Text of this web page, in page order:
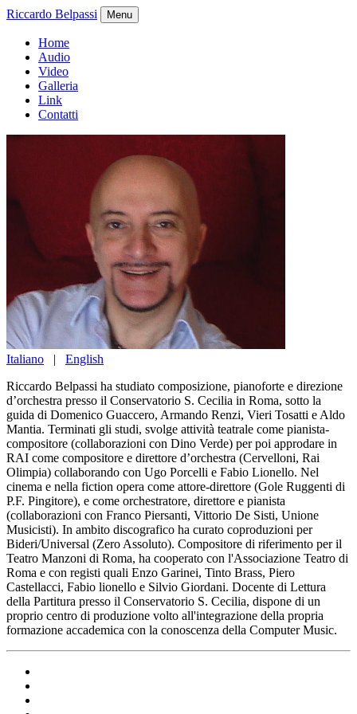
Riccardo Belpassi Menu
Home
Audio
Video
Galleria
Link
Contatti
Italiano
English
Riccardo Belpassi ha studiato composizione, pianoforte e direzione
d’orchestra presso il Conservatorio S. Cecilia in Roma, sotto la
guida di Domenico Guaccero, Armando Renzi, Vieri Tosatti e Aldo
Mantia. Terminati gli studi, svolge attività teatrale come pianista-
compositore (collaborazioni con Dino Verde) per poi approdare in
RAI come compositore e direttore d’orchestra (Cervelloni, Rai
Olimpia) collaborando con Ugo Porcelli e Fabio Lionello. Nel
cinema e nella fiction opera come attore-direttore (Gole Ruggenti di
P.F. Pingitore), e come orchestratore, direttore e pianista
(collaborazioni con Franco Piersanti, Vittorio De Sisti, Unione
Musicisti). In ambito discografico ha curato coproduzioni per
Bideri/Universal (Zero Assoluto). Compositore di riferimento per il
Teatro Manzoni di Roma, ha cooperato con l'Associazione Teatro di
Roma e con registi quali Enzo Garinei, Tinto Brass, Piero
Castellacci, Fabio lionello e Silvio Giordani. Docente di Lettura
della Partitura presso il Conservatorio S. Cecilia, dispone di un
proprio centro di produzione volto all'integrazione della propria
formazione accademica con la conoscenza della Computer Music.